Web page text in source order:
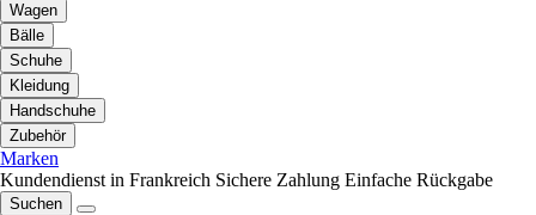
Wagen
Bälle
Schuhe
Kleidung
Handschuhe
Zubehör
Marken
Kundendienst in Frankreich Sichere Zahlung Einfache Rückgabe
Suchen